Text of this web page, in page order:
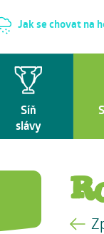
Jak se chovat na
Síň
slávy